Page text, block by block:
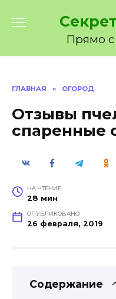
Прямо с
ГЛАВНАЯ » ОГОРОД
Отзывы
спаренные
НА ЧТЕНИЕ
28 мин
ОПУБЛИКОВАНО
26 февраля, 2019
Содержание